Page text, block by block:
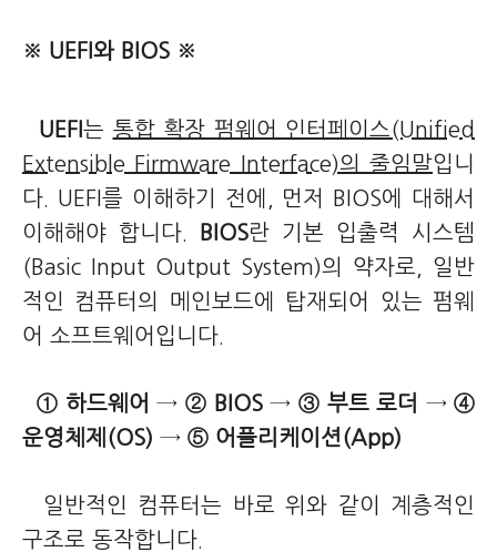
※ UEFI와 BIOS ※
UEFI 는 통합 확장 펌웨어 인터페이스(Unified
Extensible Firmware Interface)의 줄임말입니
다. UEFI를 이해하기 전에, 먼저 BIOS에 대해서
이해해야 합니다.
BIOS란 기본 입출력 시스템
(Basic Input Output System)의 약자로, 일반
적인 컴퓨터의 메인보드에 탑재되어 있는 펌웨
어 소프트웨어입니다.
① 하드웨어 → ② BIOS→ ③ 부트 로더 →④
운영체제(OS) → ⑤ 어플리케이션(App)
일반적인 컴퓨터는 바로 위와 같이 계층적인
구조로 동작합니다.